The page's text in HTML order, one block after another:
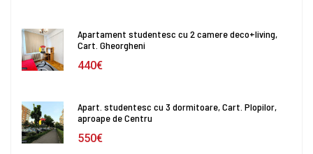
Apartament studentesc cu 2 camere deco+living,
Cart. Gheorgheni
440€
Apart. studentesc cu 3 dormitoare, Cart. Plopilor,
aproape de Centru
550€